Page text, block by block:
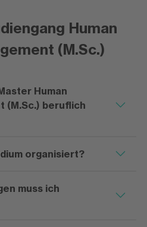
Human
(M.Sc.)
Human
organisiert?
muss ich